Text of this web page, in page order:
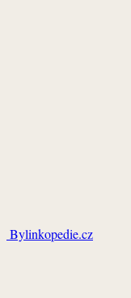
Bylinkopedie.cz